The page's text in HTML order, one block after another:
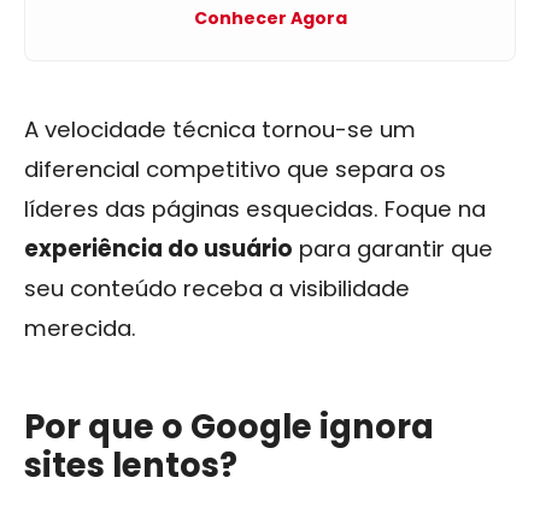
Conhecer Agora
A velocidade técnica tornou-se um
diferencial competitivo que separa os
líderes das páginas esquecidas. Foque na
experiência do usuário para garantir que
seu conteúdo receba a visibilidade
merecida.
Por que o Google ignora
sites lentos?